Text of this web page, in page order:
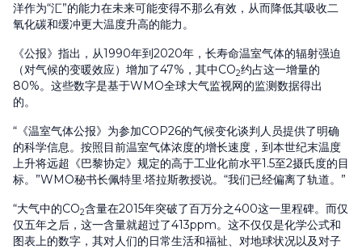
洋作为“汇”的能力在未来可能变得不那么有效，从而降低其吸收二
氧化碳和缓冲更大温度升高的能力。
《公报》指出，从1990年到2020年，长寿命温室气体的辐射强迫
（对气候的变暖效应）增加了47%，其中CO2约占这一增量的
80%。这些数字是基于WMO全球大气监视网的监测数据得出
的。
“《温室气体公报》为参加COP26的气候变化谈判人员提供了明确
的科学信息。按照目前温室气体浓度的增长速度，到本世纪末温度
上升将远超《巴黎协定》规定的高于工业化前水平1.5至2摄氏度的目
标。”WMO秘书长佩特里·塔拉斯教授说。“我们已经偏离了轨道。”
“大气中的CO2含量在2015年突破了百万分之400这一里程碑。而仅
仅五年之后，这一含量就超过了413ppm。这不仅仅是化学公式和
图表上的数字，其对人们的日常生活和福祉、对地球状况以及对子